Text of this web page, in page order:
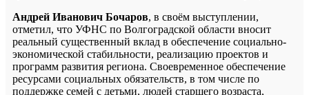
Андрей Иванович Бочаров, в своём выступлении,
отметил, что УФНС по Волгоградской области вносит
реальный существенный вклад в обеспечение социально-
экономической стабильности, реализацию проектов и
программ развития региона. Своевременное обеспечение
ресурсами социальных обязательств, в том числе по
поддержке семей с детьми, людей старшего возраста,